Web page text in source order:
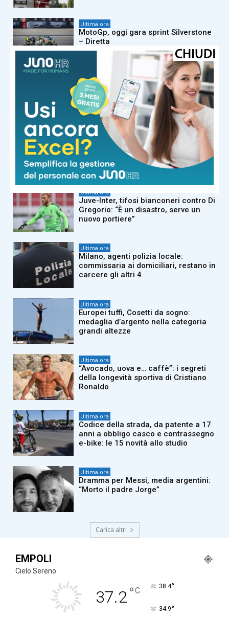
Ultima ora
MotoGp, oggi gara sprint Silverstone
– Diretta
Ultima ora
Spagna, arrivi da Italia senza
documenti: cosa succede ai
viaggiatori
Ultima ora
Paltrinieri svela la profezia: “Una
donna con il rosario mi ha detto che
avrei vinto due medaglie agli Europei”
Ultima ora
Juve-Inter, tifosi bianconeri contro Di
Gregorio: “È un disastro, serve un
nuovo portiere”
Ultima ora
Milano, agenti polizia locale:
commissaria ai domiciliari, restano in
carcere gli altri 4
Ultima ora
Europei tuffi, Cosetti da sogno:
medaglia d’argento nella categoria
grandi altezze
Ultima ora
“Avocado, uova e… caffè”: i segreti
della longevità sportiva di Cristiano
Ronaldo
Ultima ora
Codice della strada, da patente a 17
anni a obbligo casco e contrassegno
e-bike: le 15 novità allo studio
Ultima ora
Dramma per Messi, media argentini:
“Morto il padre Jorge”
Carica altri
EMPOLI
Cielo Sereno
37.2°C 38.4°
34.9°